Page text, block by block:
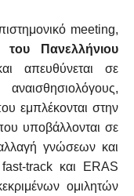
meeting,
Πανελλήνιου
απευθύνεται σε
εμπλέκονται στην
υποβάλλονται σε
γνώσεων και
track και ERAS
ομιλητών